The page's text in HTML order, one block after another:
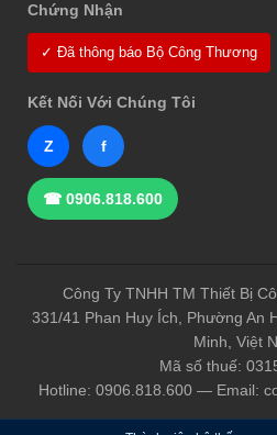
Chứng Nhận
✓ Đã thông báo Bộ Công Thương
Kết Nối Với Chúng Tôi
Z f
☎ 0906.818.600
Công Ty TNHH TM Thiết Bị
331/41 Phan Huy Ích, Phường An
Minh, Việt
Mã số thuế:
Hotline: 0906.818.600 — Email: